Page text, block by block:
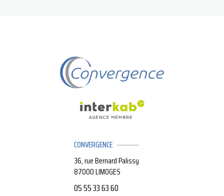
CONVERGENCE
36, rue Bernard Palissy
87000LIMOGES
05 55 33 63 60